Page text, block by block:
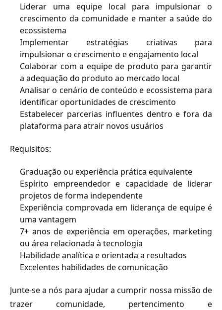
Liderar uma equipe local para impulsionar o
crescimento da comunidade e manter a saúde do
ecossistema
Implementar estratégias criativas para
impulsionar o crescimento e engajamento local
Colaborar com a equipe de produto para garantir
a adequação do produto ao mercado local
Analisar o cenário de conteúdo e ecossistema para
identificar oportunidades de crescimento
Estabelecer parcerias influentes dentro e fora da
plataforma para atrair novos usuários
Requisitos:
Graduação ou experiência prática equivalente
Espírito empreendedor e capacidade de liderar
projetos de forma independente
Experiência comprovada em liderança de equipe é
uma vantagem
7+ anos de experiência em operações, marketing
ou área relacionada à tecnologia
Habilidade analítica e orientada a resultados
Excelentes habilidades de comunicação
Junte-se a nós para ajudar a cumprir nossa missão de
trazer comunidade, pertencimento e